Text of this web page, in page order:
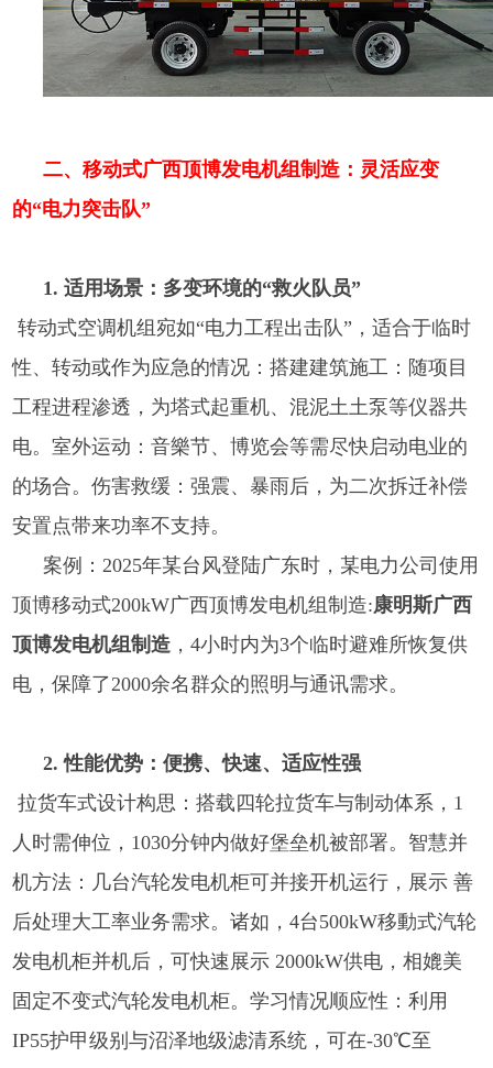
二、移动式广西顶博发电机组制造：灵活应变
的“电力突击队”
1. 适用场景：多变环境的“救火队员”
转动式空调机组宛如“电力工程出击队”，适合于临时
性、转动或作为应急的情况：搭建建筑施工：随项目
工程进程渗透，为塔式起重机、混泥土土泵等仪器共
电。室外运动：音樂节、博览会等需尽快启动电业的
的场合。伤害救缓：强震、暴雨后，为二次拆迁补偿
安置点带来功率不支持。
案例：2025年某台风登陆广东时，某电力公司使用
顶博移动式200kW广西顶博发电机组制造:康明斯广西
顶博发电机组制造 ，4小时内为3个临时避难所恢复供
电，保障了2000余名群众的照明与通讯需求。
2. 性能优势：便携、快速、适应性强
拉货车式设计构思：搭载四轮拉货车与制动体系，1
人时需伸位，1030分钟内做好堡垒机被部署。智慧并
机方法：几台汽轮发电机柜可并接开机运行，展示 善
后处理大工率业务需求。诸如，4台500kW移動式汽轮
发电机柜并机后，可快速展示 2000kW供电，相媲美
固定不变式汽轮发电机柜。学习情况顺应性：利用
IP55护甲级别与沼泽地级滤清系统，可在-30℃至